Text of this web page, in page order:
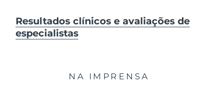
Resultados clínicos e avaliações de
especialistas
NA IMPRENSA